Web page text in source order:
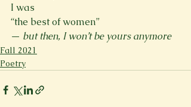
I was
“the best of women”
— but then, I won’t be yours anymore
Fall 2021
Poetry